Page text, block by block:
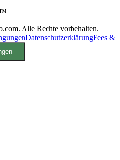
Alle Rechte vorbehalten.
DatenschutzerklärungFees &